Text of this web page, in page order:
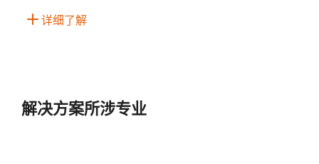
详细了解
解决方案所涉专业